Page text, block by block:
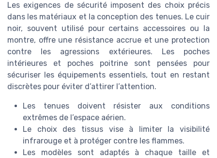
Les exigences de sécurité imposent des choix précis
dans les matériaux et la conception des tenues. Le cuir
noir, souvent utilisé pour certains accessoires ou la
montre, offre une résistance accrue et une protection
contre les agressions extérieures. Les poches
intérieures et poches poitrine sont pensées pour
sécuriser les équipements essentiels, tout en restant
discrètes pour éviter d’attirer l’attention.
Les tenues doivent résister aux conditions
extrêmes de l’espace aérien.
Le choix des tissus vise à limiter la visibilité
infrarouge et à protéger contre les flammes.
Les modèles sont adaptés à chaque taille et